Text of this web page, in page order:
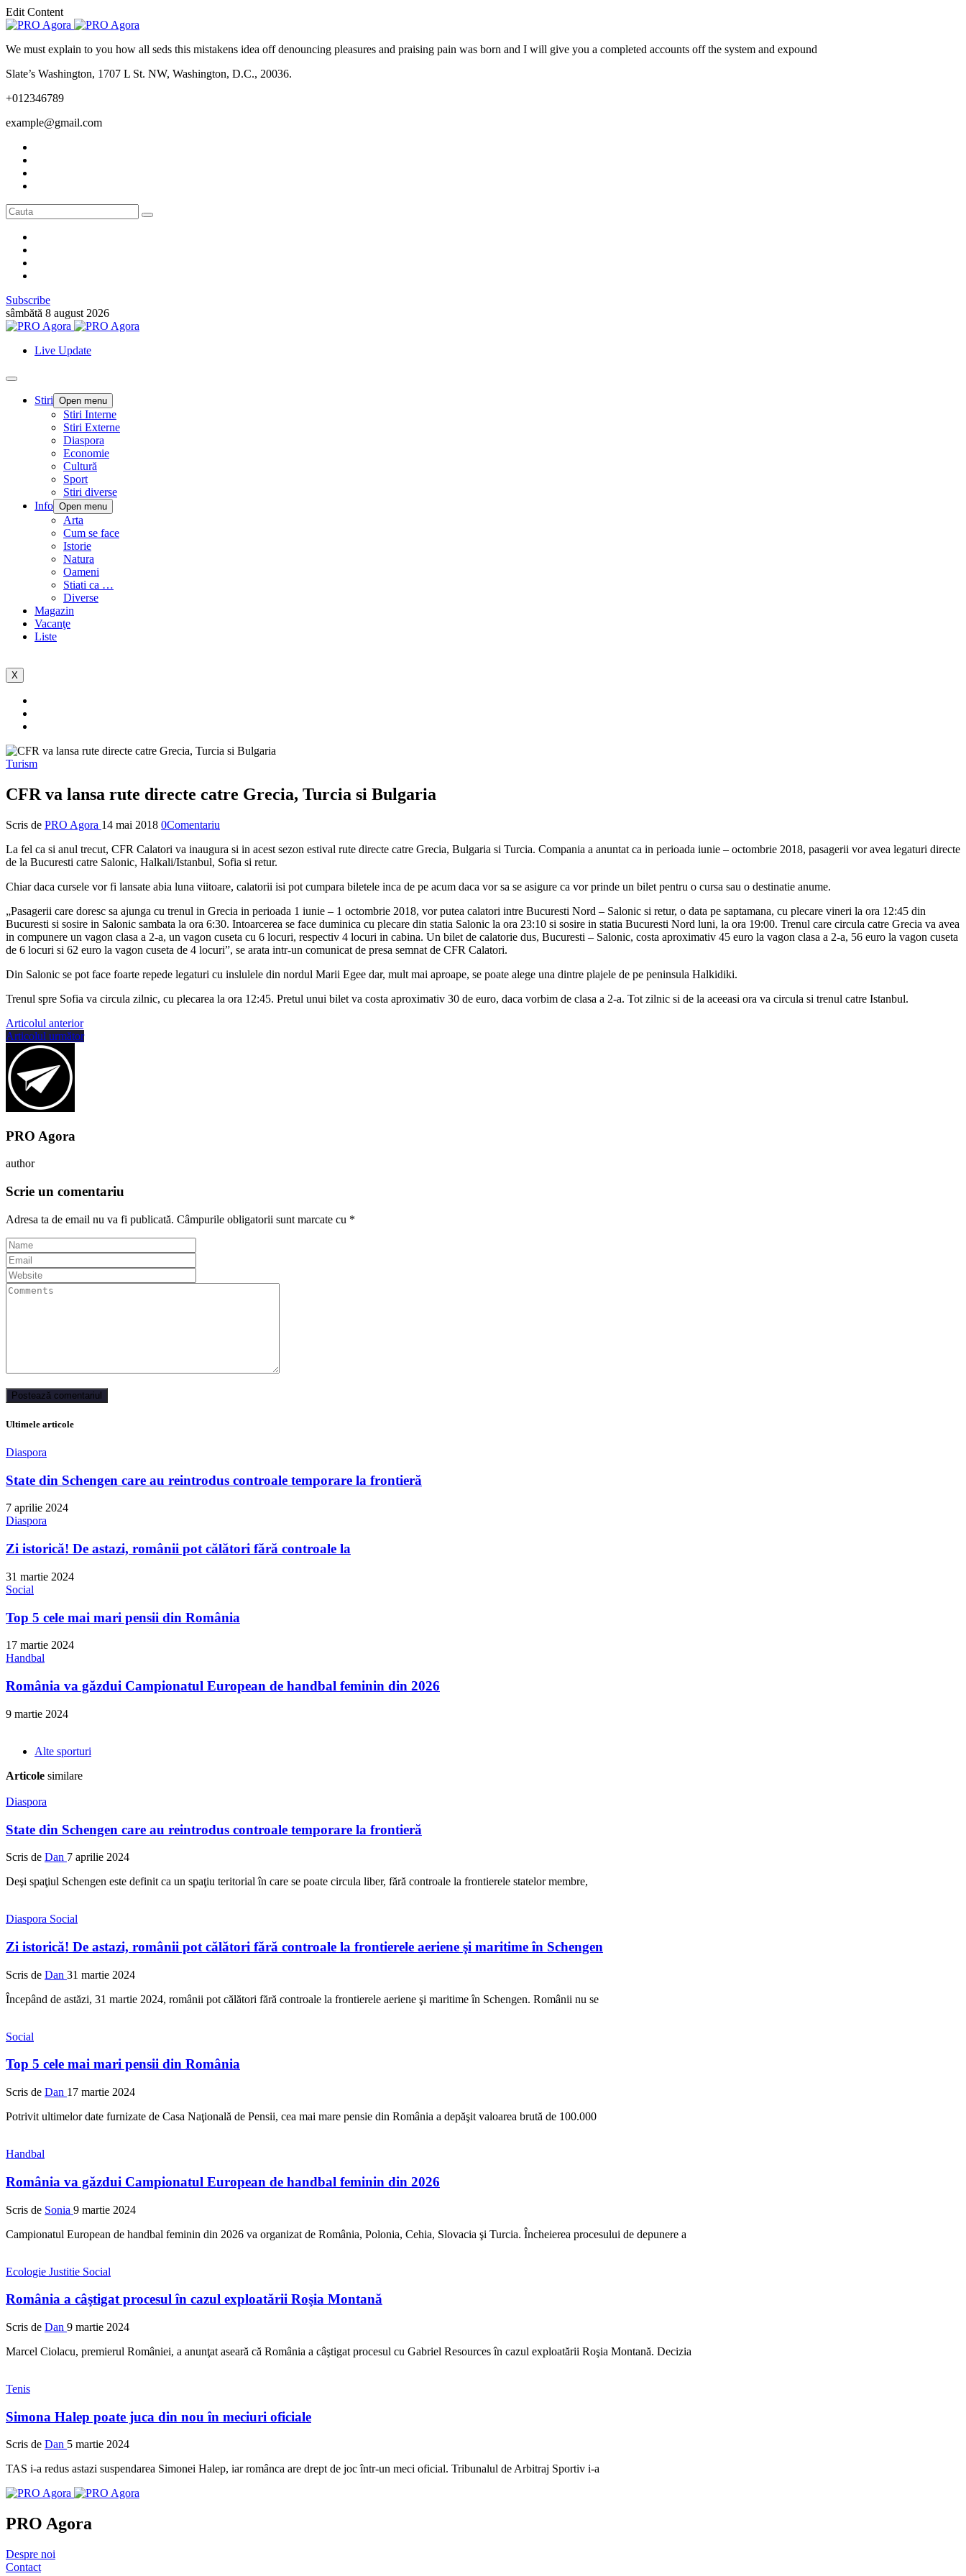
Edit Content
We must explain to you how all seds this mistakens idea off denouncing pleasures and praising pain was born and I will give you a completed accounts off the system and expound
Slate’s Washington, 1707 L St. NW, Washington, D.C., 20036.
+012346789
example@gmail.com
Subscribe
sâmbătă 8 august 2026
Live Update
Stiri Open menu
Stiri Interne
Stiri Externe
Diaspora
Economie
Cultură
Sport
Stiri diverse
Info Open menu
Arta
Cum se face
Istorie
Natura
Oameni
Stiati ca …
Diverse
Magazin
Vacanţe
Liste
X
Turism
CFR va lansa rute directe catre Grecia, Turcia si Bulgaria
Scris de PRO Agora 14 mai 2018 0Comentariu
La fel ca si anul trecut, CFR Calatori va inaugura si in acest sezon estival rute directe catre Grecia, Bulgaria si Turcia. Compania a anuntat ca in perioada iunie – octombrie 2018, pasagerii vor avea legaturi directe
de la Bucuresti catre Salonic, Halkali/Istanbul, Sofia si retur.
Chiar daca cursele vor fi lansate abia luna viitoare, calatorii isi pot cumpara biletele inca de pe acum daca vor sa se asigure ca vor prinde un bilet pentru o cursa sau o destinatie anume.
„Pasagerii care doresc sa ajunga cu trenul in Grecia in perioada 1 iunie – 1 octombrie 2018, vor putea calatori intre Bucuresti Nord – Salonic si retur, o data pe saptamana, cu plecare vineri la ora 12:45 din
Bucuresti si sosire in Salonic sambata la ora 6:30. Intoarcerea se face duminica cu plecare din statia Salonic la ora 23:10 si sosire in statia Bucuresti Nord luni, la ora 19:00. Trenul care circula catre Grecia va avea
in compunere un vagon clasa a 2-a, un vagon cuseta cu 6 locuri, respectiv 4 locuri in cabina. Un bilet de calatorie dus, Bucuresti – Salonic, costa aproximativ 45 euro la vagon clasa a 2-a, 56 euro la vagon cuseta
de 6 locuri si 62 euro la vagon cuseta de 4 locuri”, se arata intr-un comunicat de presa semnat de CFR Calatori.
Din Salonic se pot face foarte repede legaturi cu inslulele din nordul Marii Egee dar, mult mai aproape, se poate alege una dintre plajele de pe peninsula Halkidiki.
Trenul spre Sofia va circula zilnic, cu plecarea la ora 12:45. Pretul unui bilet va costa aproximativ 30 de euro, daca vorbim de clasa a 2-a. Tot zilnic si de la aceeasi ora va circula si trenul catre Istanbul.
Articolul anterior
Articolul următor
PRO Agora
author
Scrie un comentariu
Adresa ta de email nu va fi publicată. Câmpurile obligatorii sunt marcate cu *
Ultimele articole
Diaspora
State din Schengen care au reintrodus controale temporare la frontieră
7 aprilie 2024
Diaspora
Zi istorică! De astazi, românii pot călători fără controale la
31 martie 2024
Social
Top 5 cele mai mari pensii din România
17 martie 2024
Handbal
România va găzdui Campionatul European de handbal feminin din 2026
9 martie 2024
Alte sporturi
Articole similare
Diaspora
State din Schengen care au reintrodus controale temporare la frontieră
Scris de Dan 7 aprilie 2024
Deşi spaţiul Schengen este definit ca un spaţiu teritorial în care se poate circula liber, fără controale la frontierele statelor membre,
Diaspora Social
Zi istorică! De astazi, românii pot călători fără controale la frontierele aeriene şi maritime în Schengen
Scris de Dan 31 martie 2024
Începând de astăzi, 31 martie 2024, românii pot călători fără controale la frontierele aeriene şi maritime în Schengen. Românii nu se
Social
Top 5 cele mai mari pensii din România
Scris de Dan 17 martie 2024
Potrivit ultimelor date furnizate de Casa Naţională de Pensii, cea mai mare pensie din România a depăşit valoarea brută de 100.000
Handbal
România va găzdui Campionatul European de handbal feminin din 2026
Scris de Sonia 9 martie 2024
Campionatul European de handbal feminin din 2026 va organizat de România, Polonia, Cehia, Slovacia şi Turcia. Încheierea procesului de depunere a
Ecologie Justitie Social
România a câştigat procesul în cazul exploatării Roşia Montană
Scris de Dan 9 martie 2024
Marcel Ciolacu, premierul României, a anunţat aseară că România a câştigat procesul cu Gabriel Resources în cazul exploatării Roşia Montană. Decizia
Tenis
Simona Halep poate juca din nou în meciuri oficiale
Scris de Dan 5 martie 2024
TAS i-a redus astazi suspendarea Simonei Halep, iar românca are drept de joc într-un meci oficial. Tribunalul de Arbitraj Sportiv i-a
PRO Agora
Despre noi
Contact